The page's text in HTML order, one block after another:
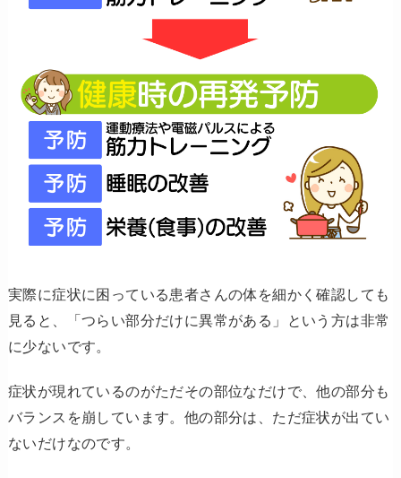
実際に症状に困っている患者さんの体を細かく確認しても
見ると、「つらい部分だけに異常がある」という方は非常
に少ないです。
症状が現れているのがただその部位なだけで、他の部分も
バランスを崩しています。他の部分は、ただ症状が出てい
ないだけなのです。